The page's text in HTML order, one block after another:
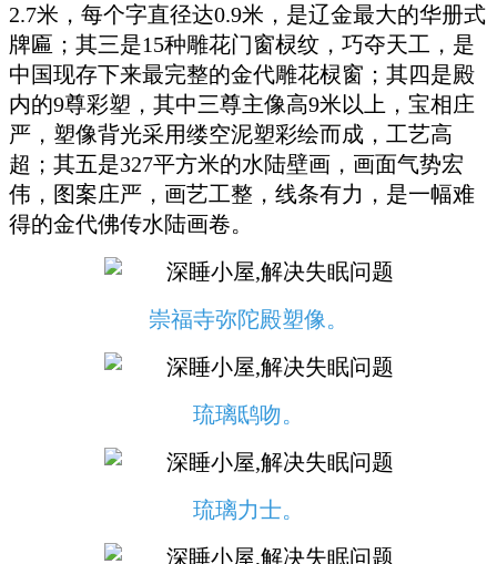
2.7米，每个字直径达0.9米，是辽金最大的华册式
牌匾；其三是15种雕花门窗棂纹，巧夺天工，是
中国现存下来最完整的金代雕花棂窗；其四是殿
内的9尊彩塑，其中三尊主像高9米以上，宝相庄
严，塑像背光采用缕空泥塑彩绘而成，工艺高
超；其五是327平方米的水陆壁画，画面气势宏
伟，图案庄严，画艺工整，线条有力，是一幅难
得的金代佛传水陆画卷。
崇福寺弥陀殿塑像。
琉璃鸱吻。
琉璃力士。